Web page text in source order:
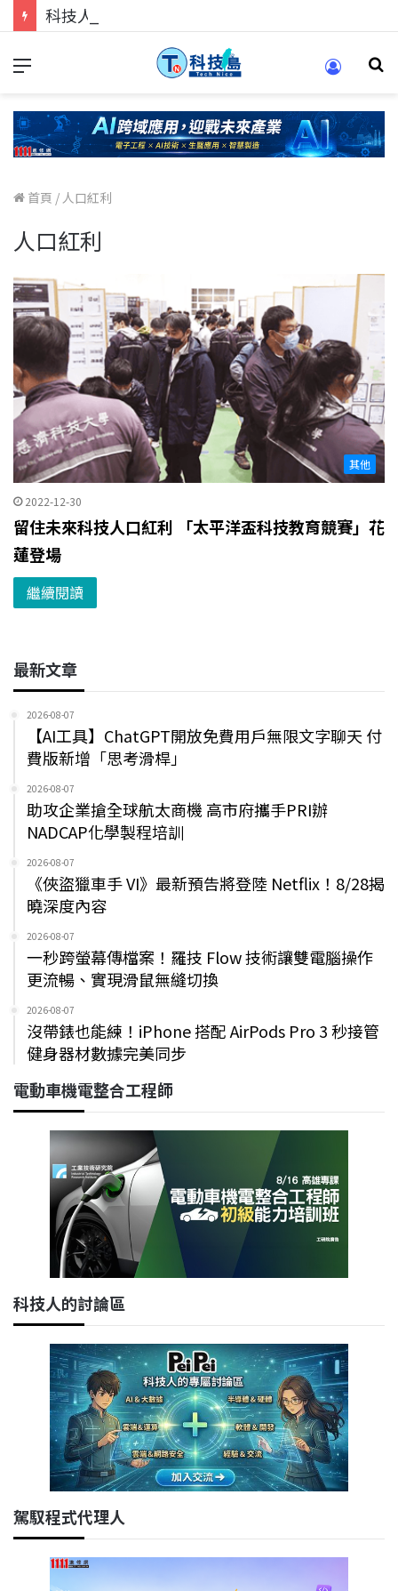
首頁 / 人口紅利
人口紅利
其他
2022-12-30
留住未來科技人口紅利 「太平洋盃科技教育競賽」花
蓮登場
繼續閱讀
最新文章
2026-08-07
【AI工具】ChatGPT開放免費用戶無限文字聊天 付
費版新增「思考滑桿」
2026-08-07
助攻企業搶全球航太商機 高市府攜手PRI辦
NADCAP化學製程培訓
2026-08-07
《俠盜獵車手 VI》最新預告將登陸 Netflix！8/28揭
曉深度內容
2026-08-07
一秒跨螢幕傳檔案！羅技 Flow 技術讓雙電腦操作
更流暢、實現滑鼠無縫切換
2026-08-07
沒帶錶也能練！iPhone 搭配 AirPods Pro 3 秒接管
健身器材數據完美同步
電動車機電整合工程師
科技人的討論區
駕馭程式代理人